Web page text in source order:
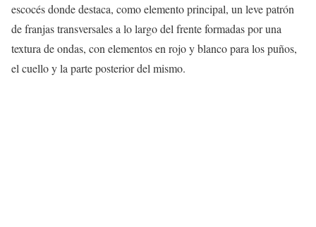
escocés donde destaca, como elemento principal, un leve patrón
de franjas transversales a lo largo del frente formadas por una
textura de ondas, con elementos en rojo y blanco para los puños,
el cuello y la parte posterior del mismo.